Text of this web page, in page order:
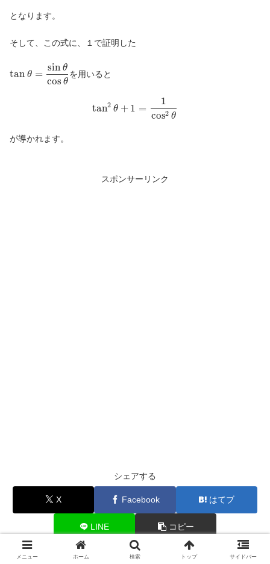
となります。
そして、この式に、１で証明した
tanθ =
sinθ
cos θ
を用いると
tan2 θ + 1 =
1
cos2 θ
が導かれます。
スポンサーリンク
シェアする
X Facebook はてブ
LINE コピー
メニュー ホーム 検索 トップ サイドバー